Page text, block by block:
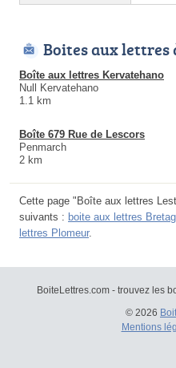
Boites aux lettres
Boîte aux lettres Kervatehano
Null Kervatehano
1.1 km
Boîte 679 Rue de Lescors
Penmarch
2 km
Cette page "Boîte aux lettres
suivants : boite aux lettres
lettres Plomeur.
BoiteLettres.com - trouvez les
© 2026
Mentions